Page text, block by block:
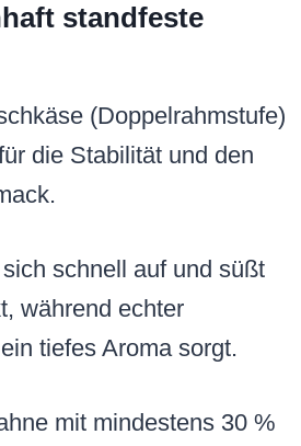
standfeste
(Doppelrahmstufe)
die Stabilität und den
schnell auf und süßt
während echter
tiefes Aroma sorgt.
mit mindestens 30 %